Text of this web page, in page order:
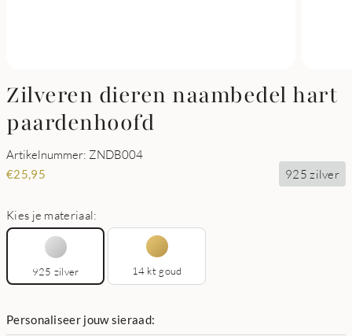
Zilveren dieren naambedel hart
paardenhoofd
Artikelnummer: ZNDB004
€25,95 925 zilver
Kies je materiaal:
925 zilver 14 kt goud
Personaliseer jouw sieraad: